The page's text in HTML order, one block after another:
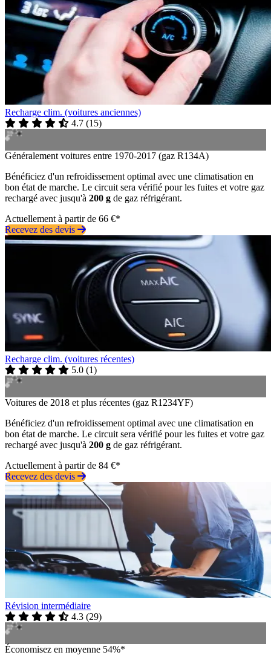
Recharge clim. (voitures anciennes)
4.7 (15)
Généralement voitures entre 1970-2017 (gaz R134A)
Bénéficiez d'un refroidissement optimal avec une climatisation en
bon état de marche. Le circuit sera vérifié pour les fuites et votre gaz
rechargé avec jusqu'à 200 g de gaz réfrigérant.
Actuellement à partir de 66 €*
Recevez des devis
Recharge clim. (voitures récentes)
5.0 (1)
Voitures de 2018 et plus récentes (gaz R1234YF)
Bénéficiez d'un refroidissement optimal avec une climatisation en
bon état de marche. Le circuit sera vérifié pour les fuites et votre gaz
rechargé avec jusqu'à 200 g de gaz réfrigérant.
Actuellement à partir de 84 €*
Recevez des devis
Révision intermédiaire
4.3 (29)
Économisez en moyenne 54%*